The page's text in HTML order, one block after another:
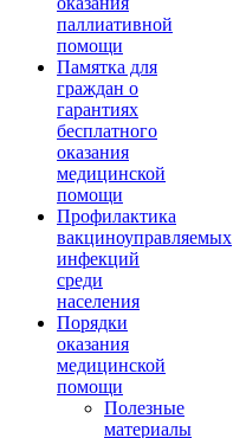
паллиативной
помощи
Памятка для
граждан о
гарантиях
бесплатного
оказания
медицинской
помощи
Профилактика
вакциноуправляемых
инфекций
среди
населения
Порядки
оказания
медицинской
помощи
Полезные
материалы